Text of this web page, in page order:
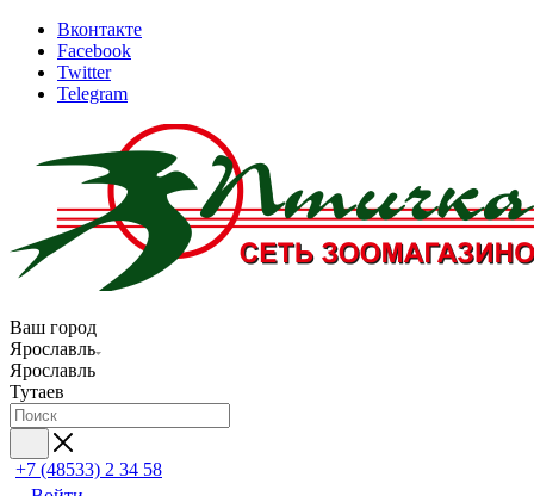
Вконтакте
Facebook
Twitter
Telegram
Ваш город
Ярославль
Ярославль
Тутаев
+7 (48533) 2 34 58